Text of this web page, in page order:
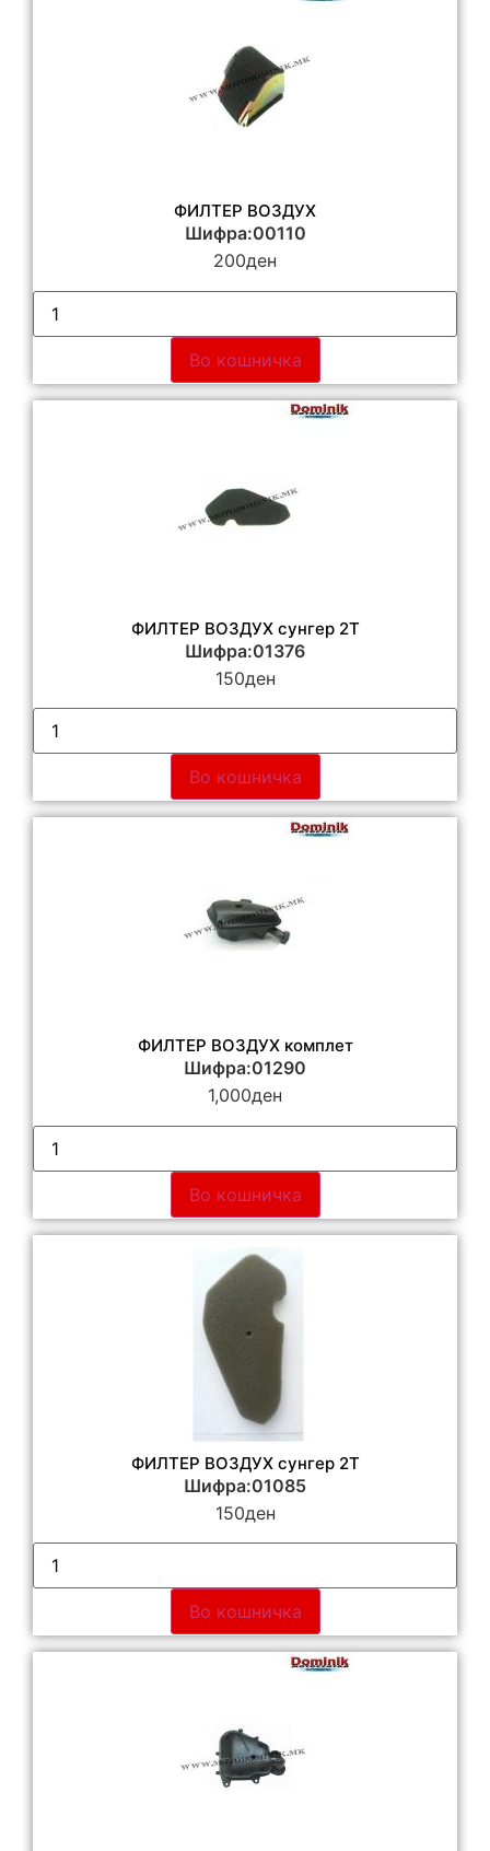
ФИЛТЕР ВОЗДУХ
Шифра:00110
200ден
Во кошничка
ФИЛТЕР ВОЗДУХ сунгер 2Т
Шифра:01376
150ден
Во кошничка
ФИЛТЕР ВОЗДУХ комплет
Шифра:01290
1,000ден
Во кошничка
ФИЛТЕР ВОЗДУХ сунгер 2Т
Шифра:01085
150ден
Во кошничка